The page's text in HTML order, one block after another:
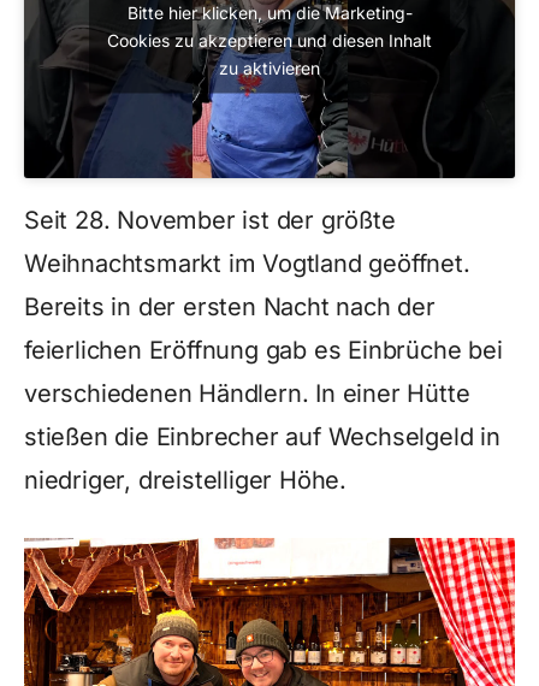
Bitte hier klicken, um die Marketing-
Cookies zu akzeptieren und diesen Inhalt
zu aktivieren
Seit 28. November ist der größte
Weihnachtsmarkt im Vogtland geöffnet.
Bereits in der ersten Nacht nach der
feierlichen Eröffnung gab es Einbrüche bei
verschiedenen Händlern. In einer Hütte
stießen die Einbrecher auf Wechselgeld in
niedriger, dreistelliger Höhe.